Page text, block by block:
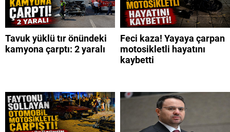
Tavuk yüklü tır önündeki
kamyona çarptı: 2 yaralı
Feci kaza! Yayaya çarpan
motosikletli hayatını
kaybetti